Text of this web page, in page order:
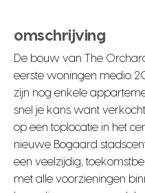
omschrijving
De bouw van The
eerste woningen medio
zijn nog enkele
snel je kans want
op een toplocatie in het
nieuwe Bogaard
een veelzijdig,
met alle voorzieningen